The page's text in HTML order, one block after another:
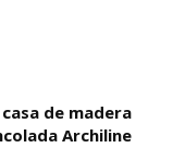
de madera
Archiline